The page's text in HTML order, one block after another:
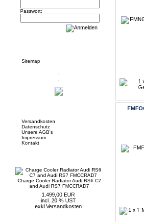
Passwort:
Sitemap
Versandkosten
Datenschutz
Unsere AGB's
Impressum
Kontakt
Charge Cooler Radiator Audi RS6 C7
and Audi RS7 FMCCRAD7
1.499,00 EUR
incl. 20 % UST
exkl. Versandkosten